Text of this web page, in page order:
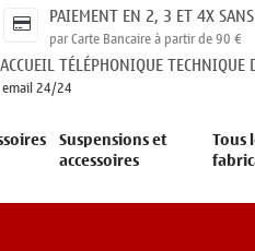
PAIEMENT EN 2, 3 ET 4X
par Carte Bancaire à partir de 90 €
TÉLÉPHONIQUE
email 24/24
Suspensions et
accessoires
Tous